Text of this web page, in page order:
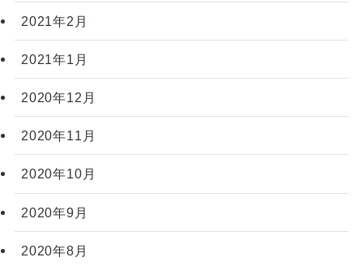
2021年2月
2021年1月
2020年12月
2020年11月
2020年10月
2020年9月
2020年8月